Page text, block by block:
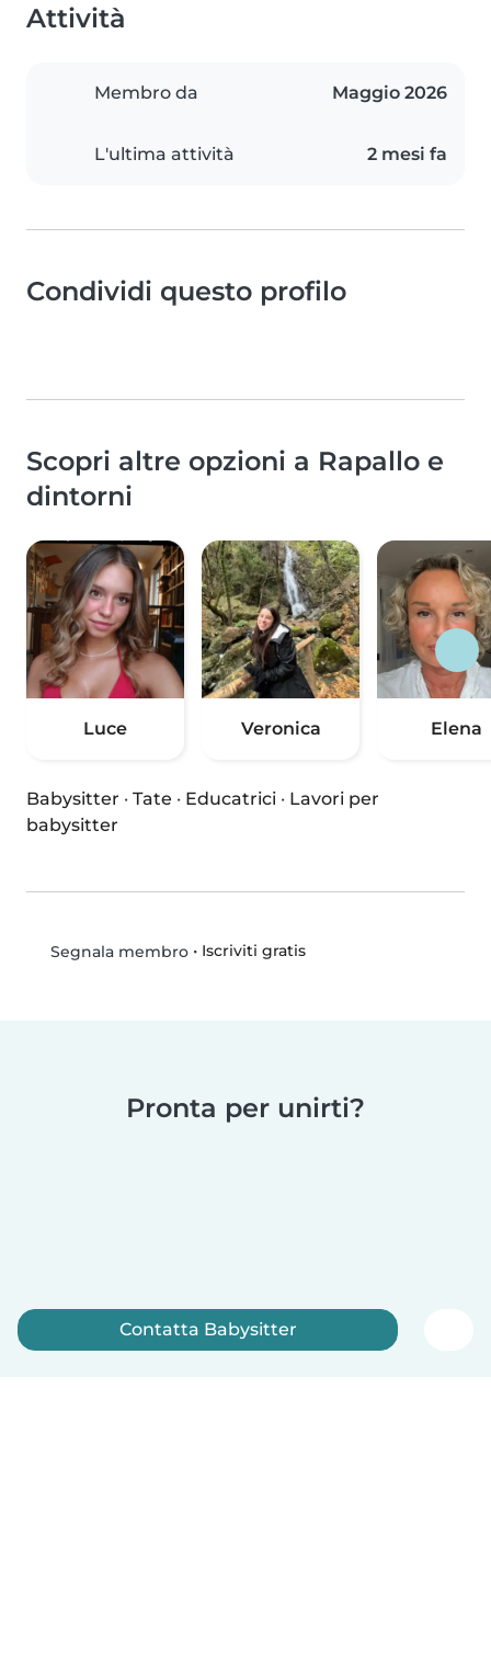
Attività
Membro da Maggio 2026
L'ultima attività 2 mesi fa
Condividi questo profilo
Scopri altre opzioni a Rapallo e
dintorni
Luce Veronica Elena
Babysitter · Tate · Educatrici · Lavori per
babysitter
Segnala membro• Iscriviti gratis
Pronta per unirti?
Contatta Babysitter